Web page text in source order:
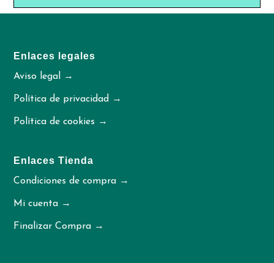
Enlaces legales
Aviso legal →
Política de privacidad →
Política de cookies →
Enlaces Tienda
Condiciones de compra →
Mi cuenta →
Finalizar Compra →